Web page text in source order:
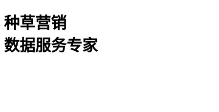
种草营销
数据服务专家